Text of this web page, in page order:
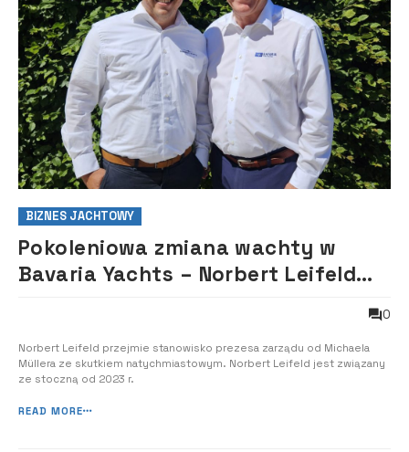
BIZNES JACHTOWY
Pokoleniowa zmiana wachty w
Bavaria Yachts – Norbert Leifeld
0
Norbert Leifeld przejmie stanowisko prezesa zarządu od Michaela
Müllera ze skutkiem natychmiastowym. Norbert Leifeld jest związany
ze stoczną od 2023 r.
READ MORE